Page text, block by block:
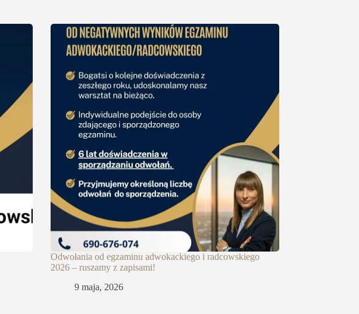
Odwołania od egzaminu adwokackiego i radcowskiego
2026 – ruszamy z zapisami!
9 maja, 2026